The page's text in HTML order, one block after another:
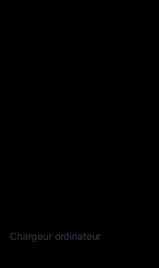
Chargeur ordinateur